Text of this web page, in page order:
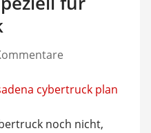
noch nicht,